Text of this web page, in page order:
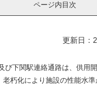
ページ内目次
更新日：
下関駅連絡通路は、供用
老朽化により施設の性能水